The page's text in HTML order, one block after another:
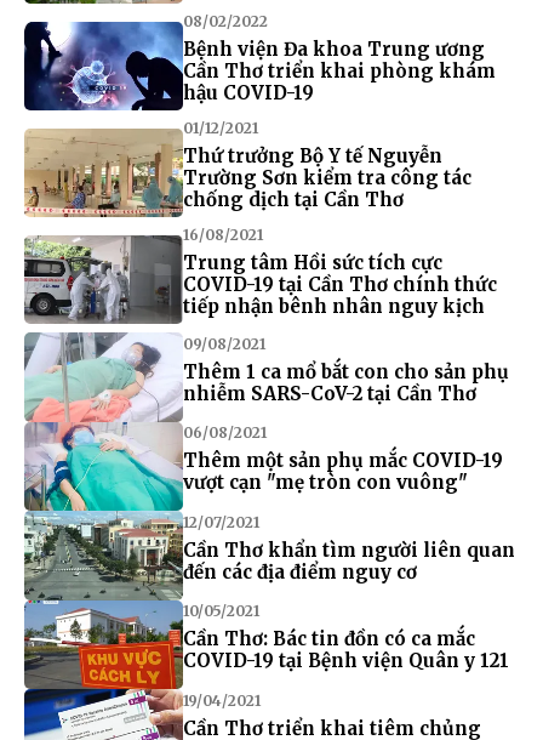
08/02/2022
Bệnh viện Đa khoa Trung ương
Cần Thơ triển khai phòng khám
hậu COVID-19
01/12/2021
Thứ trưởng Bộ Y tế Nguyễn
Trường Sơn kiểm tra công tác
chống dịch tại Cần Thơ
16/08/2021
Trung tâm Hồi sức tích cực
COVID-19 tại Cần Thơ chính thức
tiếp nhận bênh nhân nguy kịch
09/08/2021
Thêm 1 ca mổ bắt con cho sản phụ
nhiễm SARS-CoV-2 tại Cần Thơ
06/08/2021
Thêm một sản phụ mắc COVID-19
vượt cạn "mẹ tròn con vuông"
12/07/2021
Cần Thơ khẩn tìm người liên quan
đến các địa điểm nguy cơ
10/05/2021
Cần Thơ: Bác tin đồn có ca mắc
COVID-19 tại Bệnh viện Quân y 121
19/04/2021
Cần Thơ triển khai tiêm chủng